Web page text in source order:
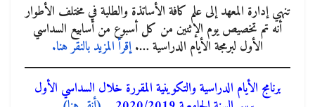
تنهي إدارة المعهد إلى علم كافة الأساتذة والطلبة في مختلف الأطوار
أنه تم تخصيص يوم الإثنين من كل أسبوع من أسابيع السداسي
الأول لبرمجة الأيام الدراسية ….إقرأ المزيد بالنقر هنا.
برنامج الأيام الدراسية والتكوينية المقررة خلال السداسي الأول